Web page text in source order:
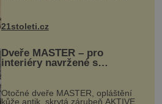
nohou, a způsobuje bole...
21stoleti.cz
Dveře MASTER – pro
interiéry navržené s
rozumem i vášní!
Otočné dveře MASTER, opláštění
kůže antik, skrytá zárubeň AKTIVE